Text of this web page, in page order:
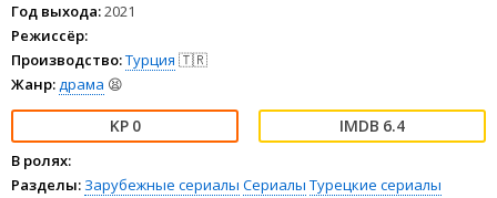
Год выхода:2021
Режиссёр:
Производство:Турция 🇹🇷
Жанр:драма 😫
0 6.4
В ролях:
Разделы: Зарубежные сериалы Сериалы Турецкие сериалы